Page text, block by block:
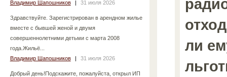
Владимир Шапошников
| 31 июля 2026
Здравствуйте. Зарегистрирован в арендном жилье
вместе с бывшей женой и двумя
совершеннолетними детьми с марта 2008
года.Жильё...
Владимир Шапошников
| 31 июля 2026
Добрый день!Подскажите, пожалуйста, открыл ИП
ли